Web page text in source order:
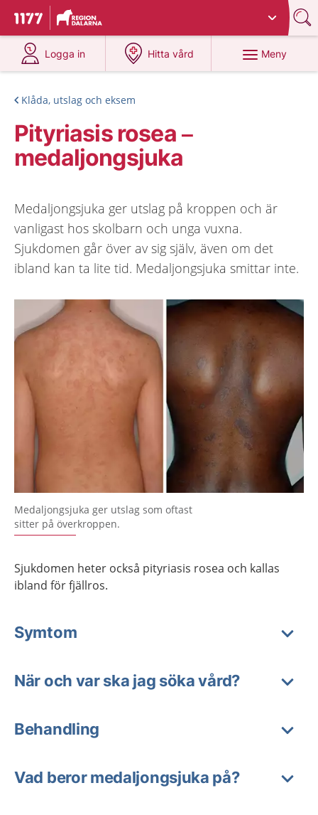
Till startsidan för 1177
Du har valt region
Logga in
på 1177.se
Hitta vård
på 1177.se
Meny
Klåda, utslag och eksem
Pityriasis rosea –
medaljongsjuka
Medaljongsjuka ger utslag på kroppen och är
vanligast hos skolbarn och unga vuxna.
Sjukdomen går över av sig själv, även om det
ibland kan ta lite tid. Medaljongsjuka smittar inte.
Medaljongsjuka ger utslag som oftast
sitter på överkroppen.
Sjukdomen heter också pityriasis rosea och kallas
ibland för fjällros.
Symtom
När och var ska jag söka vård?
Behandling
Vad beror medaljongsjuka på?